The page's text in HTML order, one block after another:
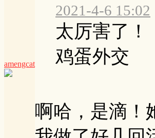
amengcat
2021-4-6 15:02
太厉害了！
鸡蛋外交
啊哈，是滴！